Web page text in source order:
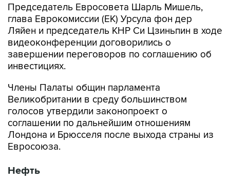
Председатель Евросовета Шарль Мишель,
глава Еврокомиссии (ЕК) Урсула фон дер
Ляйен и председатель КНР Си Цзиньпин в ходе
видеоконференции договорились о
завершении переговоров по соглашению об
инвестициях.
Члены Палаты общин парламента
Великобритании в среду большинством
голосов утвердили законопроект о
соглашении по дальнейшим отношениям
Лондона и Брюсселя после выхода страны из
Евросоюза.
Нефть